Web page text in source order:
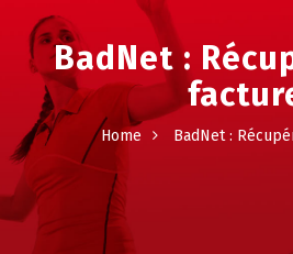
BadNet :
Home BadNet :